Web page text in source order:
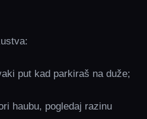
put kad parkiraš na duže;
haubu, pogledaj razinu